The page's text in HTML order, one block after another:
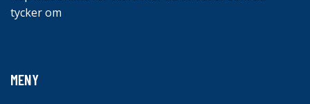
tycker om
MENY